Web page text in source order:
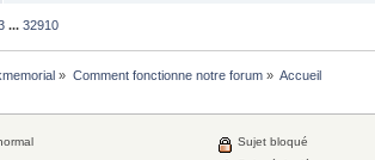
...32910
» Comment fonctionne notre forum» Accueil
Sujet bloqué